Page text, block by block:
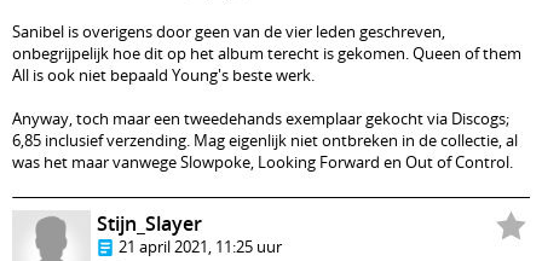
Sanibel is overigens door geen van de vier leden geschreven,
onbegrijpelijk hoe dit op het album terecht is gekomen. Queen of them
All is ook niet bepaald Young's beste werk.
Anyway, toch maar een tweedehands exemplaar gekocht via Discogs;
6,85 inclusief verzending. Mag eigenlijk niet ontbreken in de collectie, al
was het maar vanwege Slowpoke, Looking Forward en Out of Control.
Stijn_Slayer
21 april 2021, 11:25 uur